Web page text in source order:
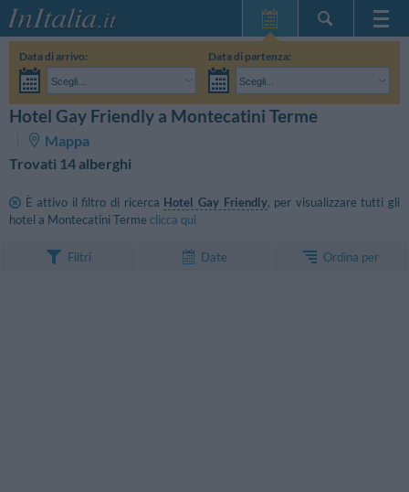
Home Page
Le mie Prenotazioni
InItalia Club
Data di arrivo:
Scegli...
Data di partenza:
Scegli...
Adulti: Bambini:
Non ho ancora deciso le date del mio soggiorno CERCA
Hotel Gay Friendly a Montecatini Terme
Mappa
Trovati 14 alberghi
È attivo il filtro di ricerca Hotel Gay Friendly, per visualizzare tutti gli
hotel a Montecatini Terme clicca qui
Filtri Date Ordina per